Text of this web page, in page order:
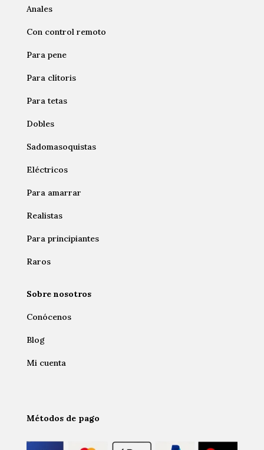
Anales
Con control remoto
Para pene
Para clítoris
Para tetas
Dobles
Sadomasoquistas
Eléctricos
Para amarrar
Realistas
Para principiantes
Raros
Sobre nosotros
Conócenos
Blog
Mi cuenta
Métodos de pago